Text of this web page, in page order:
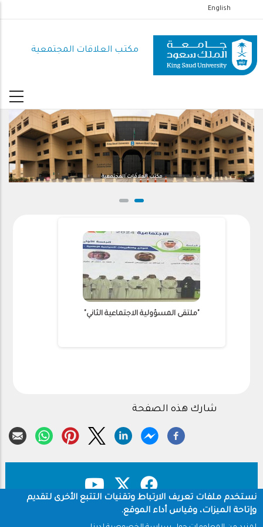
إلى
المحتوى
الرئيسي
English
مكتب العلاقات المجتمعية
مكتب العلاقات المجتمعية
"ملتقى المسؤولية الاجتماعية الثاني"
شارك هذه الصفحة
Footer
نستخدم ملفات تعريف الارتباط وتقنيات التتبع الأخرى لتقديم
وإتاحة الميزات، وقياس أداء الموقع.